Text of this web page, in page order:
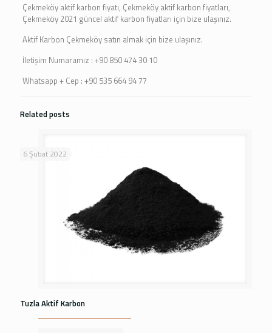
Çekmeköy aktif karbon fiyatı, Çekmeköy aktif karbon fiyatları,
Çekmeköy 2021 güncel aktif karbon fiyatları için bize ulaşınız.
Aktif Karbon Çekmeköy satın almak için bize ulaşınız.
İletişim Numaramız : +90 850 474 30 10
Whatsapp + Cep : +90 535 664 94 77
Related posts
6 Şubat 2022
Tuzla Aktif Karbon